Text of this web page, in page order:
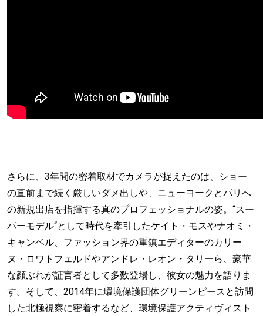
さらに、3年間の密着取材でカメラが捉えたのは、ショー
の直前まで続く厳しいダメ出しや、ニューヨークとパリへ
の新規出店を指揮する真のプロフェッショナルの姿。“スー
パーモデル“として時代を牽引したケイト・モスやナオミ・
キャンベル、ファッション界の重鎮エディターのカリー
ヌ・ロワトフェルドやアンドレ・レオン・タリーら、豪華
な顔ぶれが証言者として多数登場し、彼女の魅力を語りま
す。そして、2014年に環境保護団体グリーンピースと訪問
した北極視察に密着するなど、環境保護アクティヴィスト